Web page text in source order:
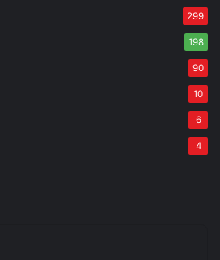
299
198
90
10
6
4